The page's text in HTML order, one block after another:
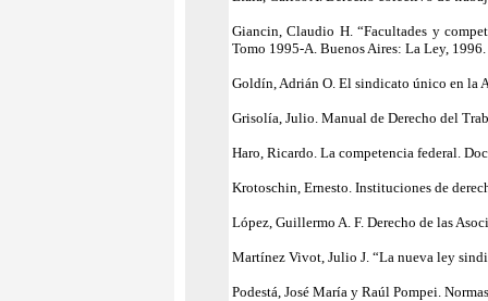
Giancin, Claudio H. “Facultades y
Tomo 1995-A. Buenos Aires: La Ley, 1996.
Goldín, Adrián O. El sindicato único en la
Grisolía, Julio. Manual de Derecho del
Haro, Ricardo. La competencia federal.
Krotoschin, Ernesto. Instituciones de
López, Guillermo A. F. Derecho de las
Martínez Vivot, Julio J. “La nueva ley
Podestá, José María y Raúl Pompei.